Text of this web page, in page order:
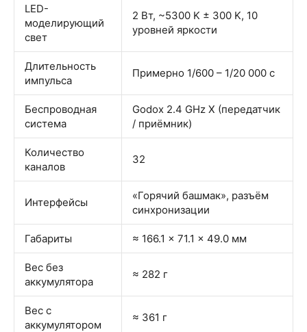
LED-
моделирующий
свет
2 Вт, ~5300 K ± 300 K, 10
уровней яркости
Длительность
импульса
Примерно 1/600 – 1/20 000 с
Беспроводная
система
Godox 2.4 GHz X (передатчик
/ приёмник)
Количество
каналов
32
Интерфейсы
«Горячий башмак», разъём
синхронизации
Габариты ≈ 166.1 × 71.1 × 49.0 мм
Вес без
аккумулятора
≈ 282 г
Вес с
аккумулятором
≈ 361 г